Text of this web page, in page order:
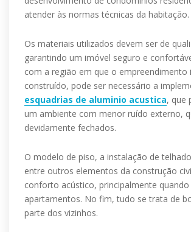
atender às normas técnicas da habitação.
Os materiais utilizados devem ser de
garantindo um imóvel seguro e
com a região em que o empreendimento
construído, pode ser necessário a
esquadrias de aluminio acustica, que
um ambiente com menor ruído externo,
devidamente fechados.
O modelo de piso, a instalação de
entre outros elementos da construção
conforto acústico, principalmente
apartamentos. No fim, tudo se trata de
parte dos vizinhos.